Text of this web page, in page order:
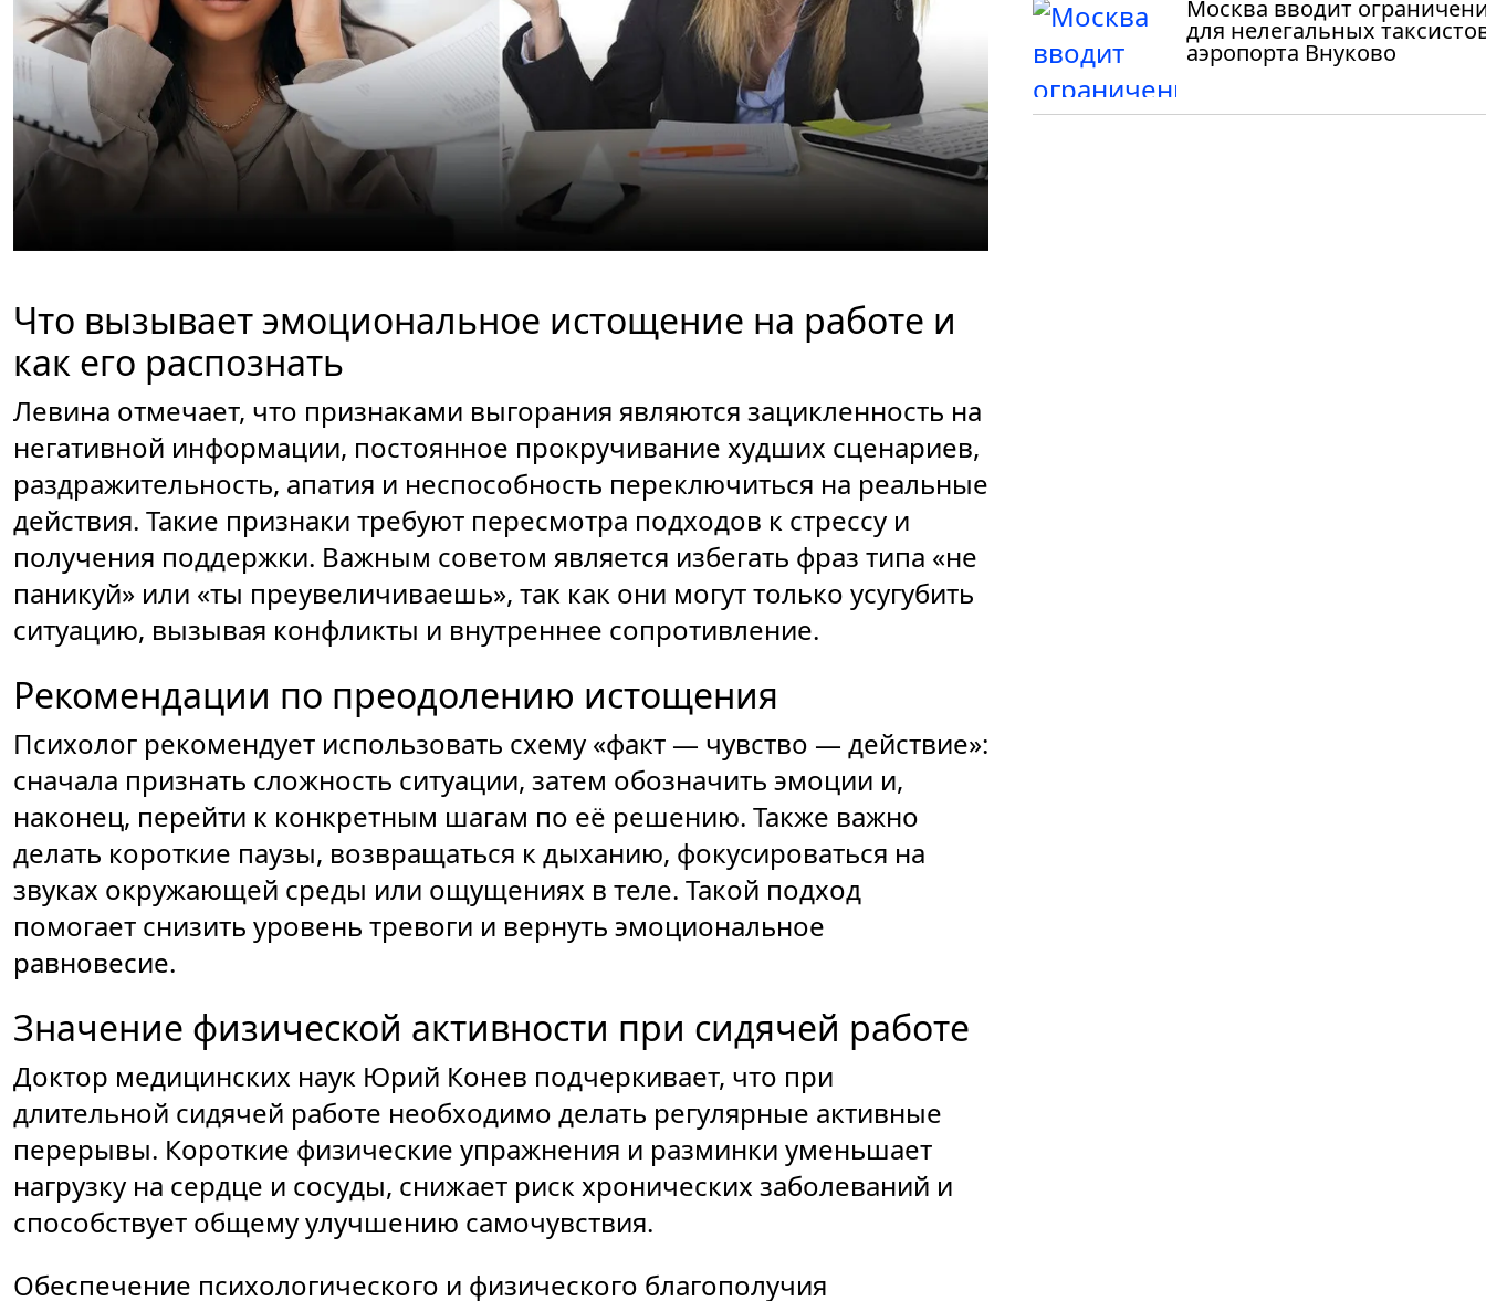
Что вызывает эмоциональное истощение на работе и
как его распознать
Левина отмечает, что признаками выгорания являются зацикленность на
негативной информации, постоянное прокручивание худших сценариев,
раздражительность, апатия и неспособность переключиться на реальные
действия. Такие признаки требуют пересмотра подходов к стрессу и
получения поддержки. Важным советом является избегать фраз типа «не
паникуй» или «ты преувеличиваешь», так как они могут только усугубить
ситуацию, вызывая конфликты и внутреннее сопротивление.
Рекомендации по преодолению истощения
Психолог рекомендует использовать схему «факт — чувство — действие»:
сначала признать сложность ситуации, затем обозначить эмоции и,
наконец, перейти к конкретным шагам по её решению. Также важно
делать короткие паузы, возвращаться к дыханию, фокусироваться на
звуках окружающей среды или ощущениях в теле. Такой подход
помогает снизить уровень тревоги и вернуть эмоциональное
равновесие.
Значение физической активности при сидячей работе
Доктор медицинских наук Юрий Конев подчеркивает, что при
длительной сидячей работе необходимо делать регулярные активные
перерывы. Короткие физические упражнения и разминки уменьшает
нагрузку на сердце и сосуды, снижает риск хронических заболеваний и
способствует общему улучшению самочувствия.
Обеспечение психологического и физического благополучия
Москва вводит
для нелегальных
аэропорта Внуково